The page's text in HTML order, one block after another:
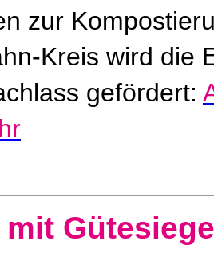
zur
Kreis wird die
gefördert: